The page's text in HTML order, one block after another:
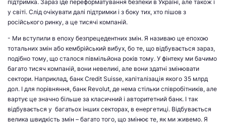
підтримка. Зараз іде переформатування безпеки в Україні, але також і
у світі. Слід очікувати далі підтримки і з боку тих, хто пішов з
російського ринку, а це тисячі компаній.
- Ми вступили в епоху безпрецедентних змін. Я називаю це епохою
тотальних змін або кембрійський вибух, бо те, що відбувається зараз,
подібно тому, що сталося півмільйона років тому. У фінтеку ми бачимо
багато тисяч компаній, вони невеликі, але вони здатні змінювати
сектори. Наприклад, банк Credit Suisse, капіталізація якого 35 млрд
дол. І для порівняння, банк Revolut, де нема стільки співробітників, але
вартує це значно більше за класичний і авторитетний банк. І так
відбувається у багатьох інших секторах, в енергетиці. Відбувається
велика швидкість змін – багато того, що змінює те, як ми живемо. Я